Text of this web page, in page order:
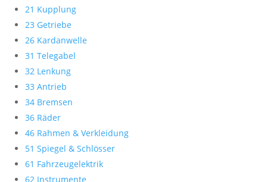
21 Kupplung
23 Getriebe
26 Kardanwelle
31 Telegabel
32 Lenkung
33 Antrieb
34 Bremsen
36 Räder
46 Rahmen & Verkleidung
51 Spiegel & Schlösser
61 Fahrzeugelektrik
62 Instrumente